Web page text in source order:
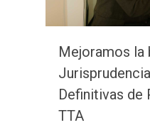
Mejoramos la
Definitivas de
TTA